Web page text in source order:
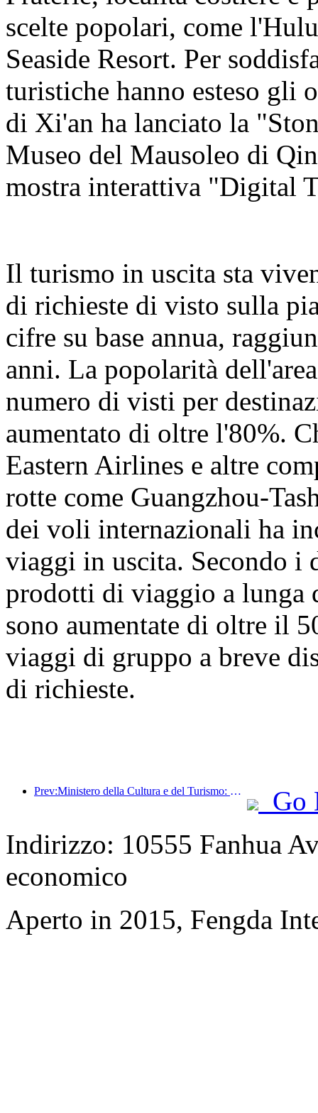
scelte popolari, come
Seaside Resort. Per
turistiche hanno esteso gli
di Xi'an ha lanciato la
Museo del Mausoleo di
mostra interattiva "Digital
Il turismo in uscita sta
di richieste di visto sulla
cifre su base annua,
anni. La popolarità
numero di visti per
aumentato di oltre l'80%.
Eastern Airlines e altre
rotte come Guangzhou-
dei voli internazionali ha
viaggi in uscita. Secondo
prodotti di viaggio a lunga
sono aumentate di oltre il
viaggi di gruppo a breve
di richieste.
Prev:Ministero della Cultura e del Turismo: Rafforzare la gestione della qualità delle attrazioni turistiche e migliorare il livello di servizio dei luoghi panoramici
Go
Indirizzo: 10555 Fanhua
economico
Aperto in 2015, Fengda